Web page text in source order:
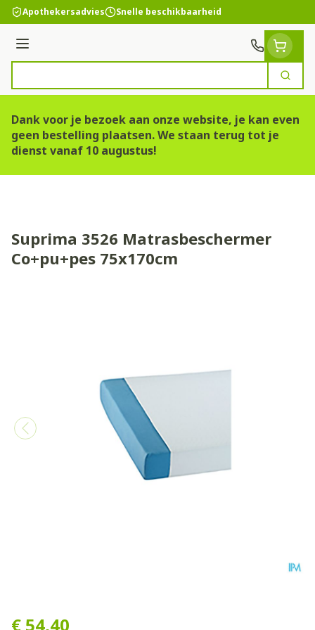
Ga naar de inhoud
Apothekersadvies Snelle beschikbaarheid
Menu
Zoek
Dank voor je bezoek aan onze website, je kan even
geen bestelling plaatsen. We staan terug tot je
dienst vanaf 10 augustus!
Suprima 3526 Matrasbeschermer
Co+pu+pes 75x170cm
€ 54,40